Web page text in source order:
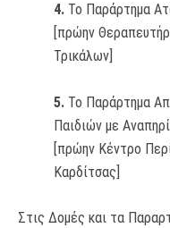
4. Το Παράρτημα
[πρώην
Τρικάλων]
5. Το Παράρτημα
Παιδιών με
[πρώην Κέντρο
Καρδίτσας]
Στις Δομές και τα